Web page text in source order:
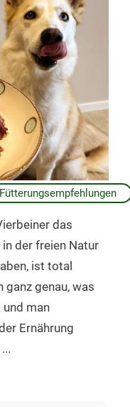
das
der freien Natur
ist total
ganz genau, was
man
Ernährung
Fütterungsempfehlungen